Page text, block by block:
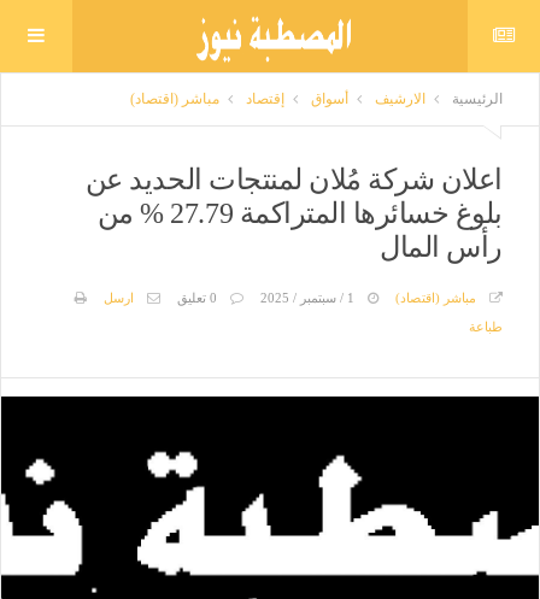
الرئيسية الارشيف أسواق إقتصاد مباشر (اقتصاد)
اعلان شركة مُلان لمنتجات الحديد عن
بلوغ خسائرها المتراكمة 27.79 % من
رأس المال
مباشر (اقتصاد) 0 تعليق
ارسل
طباعة